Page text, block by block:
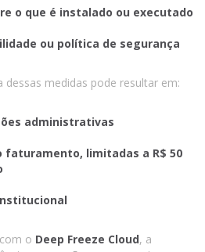
o que é instalado ou executado
ou política de segurança
dessas medidas pode resultar em:
administrativas
faturamento, limitadas a R$ 50
o Deep Freeze Cloud, a